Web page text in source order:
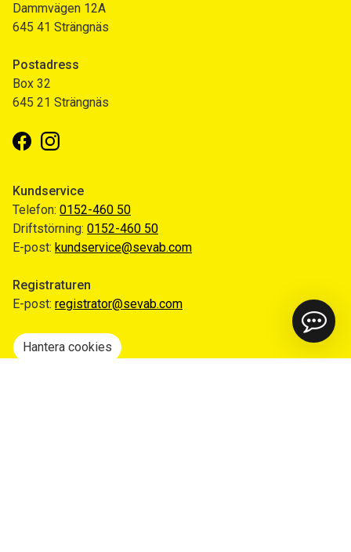
Dammvägen 12A
645 41 Strängnäs
Postadress
Box 32
645 21 Strängnäs
FacebookInstagram
Kundservice
Telefon: 0152-460 50
Driftstörning: 0152-460 50
E-post: kundservice@sevab.com
Registraturen
E-post: registrator@sevab.com
Hantera cookies